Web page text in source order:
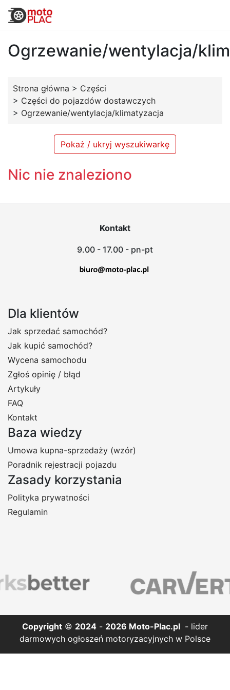
Ogrzewanie/wentylacja/
Strona główna > Części
> Części do pojazdów dostawczych
> Ogrzewanie/wentylacja/klimatyzacja
Pokaż / ukryj wyszukiwarkę
Nic nie znaleziono
Kontakt
9.00 - 17.00 - pn-pt
Dla klientów
Jak sprzedać samochód?
Jak kupić samochód?
Wycena samochodu
Zgłoś opinię / błąd
Artykuły
FAQ
Kontakt
Baza wiedzy
Umowa kupna-sprzedaży (wzór)
Poradnik rejestracji pojazdu
Zasady korzystania
Polityka prywatności
Regulamin
Copyright © 2024 - 2026 Moto-Plac.pl - lider
darmowych ogłoszeń motoryzacyjnych w Polsce